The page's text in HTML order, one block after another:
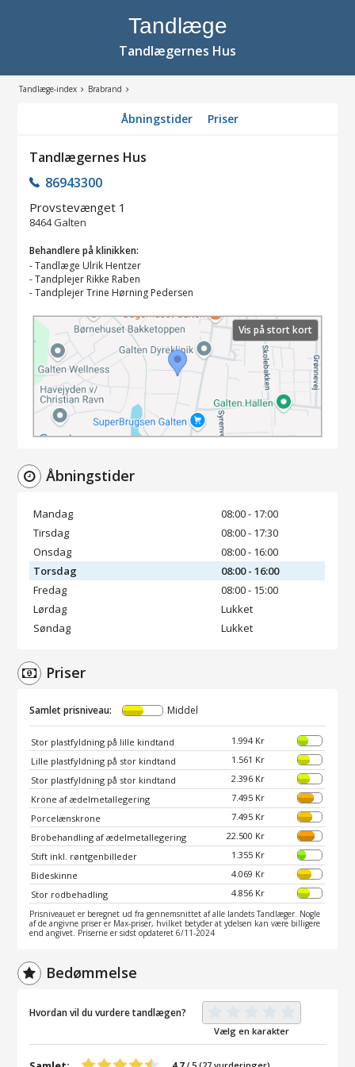
Tandlæge
Tandlægernes Hus
Tandlæge-index Brabrand
Åbningstider Priser
Tandlægernes Hus
86943300
Provstevænget 1
8464Galten
Behandlere på klinikken:
-Tandlæge Ulrik Hentzer
-Tandplejer Rikke Raben
-Tandplejer Trine Hørning Pedersen
Vis på stort kort
Åbningstider
Mandag
08:00 - 17:00
Tirsdag
08:00 - 17:30
Onsdag
08:00 - 16:00
Torsdag
08:00 - 16:00
Fredag
08:00 - 15:00
Lørdag
Lukket
Søndag
Lukket
Priser
Samlet prisniveau: Middel
Stor plastfyldning på lille kindtand
1.994 Kr
Lille plastfyldning på stor kindtand
1.561 Kr
Stor plastfyldning på stor kindtand
2.396 Kr
Krone af ædelmetallegering
7.495 Kr
Porcelænskrone
7.495 Kr
Brobehandling af ædelmetallegering
22.500 Kr
Stift inkl. røntgenbilleder
1.355 Kr
Bideskinne
4.069 Kr
Stor rodbehadling
4.856 Kr
Prisniveauet er beregnet ud fra gennemsnittet af alle landets Tandlæger. Nogle
af de angivne priser er Max-priser, hvilket betyder at ydelsen kan være billigere
end angivet. Priserne er sidst opdateret 6/11-2024
Bedømmelse
Hvordan vil du vurdere tandlægen?
Vælg en karakter